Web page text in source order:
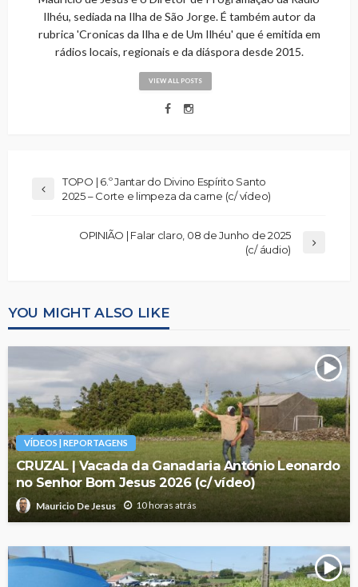
Ilhéu, sediada na Ilha de São Jorge. É também autor da
rubrica 'Cronicas da Ilha e de Um Ilhéu' que é emitida em
rádios locais, regionais e da diáspora desde 2015.
VIEW ALL POSTS
TOPO | 6.º Jantar do Divino Espírito Santo
2025 – Corte e limpeza da carne (c/ vídeo)
OPINIÃO | Falar claro, 08 de Junho de 2025
(c/ áudio)
YOU MIGHT ALSO LIKE
VÍDEOS | REPORTAGENS
CRUZAL | Vacada da Ganadaria António Leonardo
no Senhor Bom Jesus 2026 (c/ vídeo)
Mauricio De Jesus 10 horas atrás